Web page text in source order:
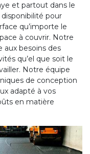
et partout dans le
pour
qu’importe le
à couvrir. Notre
besoins des
qu’el que soit le
Notre équipe
de conception
adapté à vos
en matière